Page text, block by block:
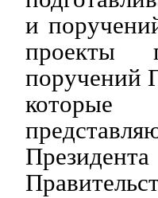
и
проекты
поручений